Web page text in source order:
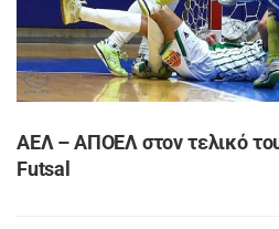
ΑΕΛ – ΑΠΟΕΛ στον τελικό
Futsal